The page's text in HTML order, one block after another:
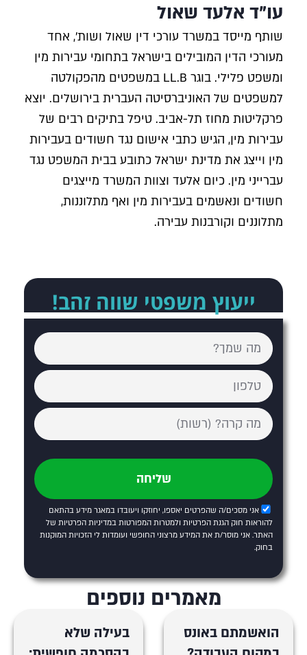
עו"ד אלעד שאול
שותף מייסד במשרד עורכי דין שאול ושות', אחד
מעורכי הדין המובילים בישראל בתחומי עבירות מין
ומשפט פלילי. בוגר LL.B במשפטים מהפקולטה
למשפטים של האוניברסיטה העברית בירושלים. יוצא
פרקליטות מחוז תל-אביב. טיפל בתיקים רבים של
עבירות מין, הגיש כתבי אישום נגד חשודים בעבירות
מין וייצג את מדינת ישראל כתובע בבית המשפט נגד
עברייני מין. כיום אלעד וצוות המשרד מייצגים
חשודים ונאשמים בעבירות מין ואף מתלוננות,
מתלוננים וקורבנות עבירה.
ייעוץ משפטי שווה זהב!
אני מסכים/ה שהפרטים יאספו, יחוזקו ויעובדו במאגר מידע בהתאם
להוראות חוק הגנת הפרטיות ולמטרות המפורטות במדיניות הפרטיות של
האתר. אני מוסר/ת את המידע מרצוני החופשי ועומדות לי הזכויות המוקנות
בחוק.
שליחה
מאמרים נוספים
הואשמתם באונס
בעילה שלא